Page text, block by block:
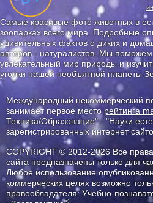
Самые красивые фото животных в
зоопарках всего мира. Подробные
удивительных фактов о диких и
авторов - натуралистов. Мы поможем
увлекательный мир природы и
уголки нашей необъятной планеты
Международный некоммерческий
занимает первое месторейтинга
Техника/Образование" - "Науки
зарегистрированных интернет
COPYRIGHT © 2012-2026 Все
сайта предназначены только для
Любое использование
коммерческих целях возможно
правообладателя: Учебно-
®